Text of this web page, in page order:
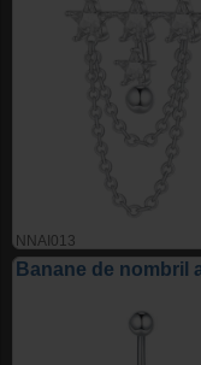
NNAI013
Banane de nombril